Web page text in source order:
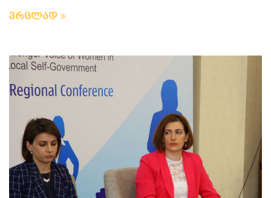
ვრცლად